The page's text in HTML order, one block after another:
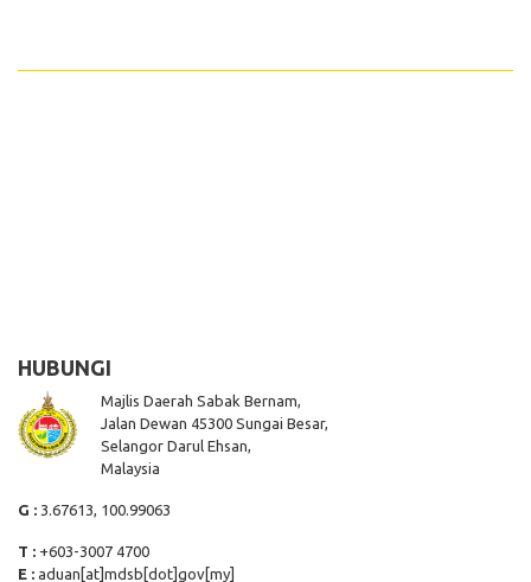
HUBUNGI
Majlis Daerah Sabak Bernam,
Jalan Dewan 45300 Sungai Besar,
Selangor Darul Ehsan,
Malaysia
G : 3.67613, 100.99063
T : +603-3007 4700
E : aduan[at]mdsb[dot]gov[my]